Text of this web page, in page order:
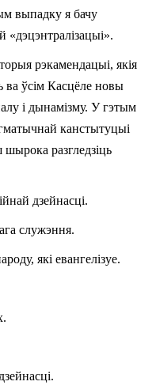
выпадку я бачу
«дэцэнтралізацыі».
рэ­ка­мен­дацыі, якія
ва ўсім Касцёле новы
і дынамізму. У гэтым
канстытуцыі
шырока разгледзіць
дзейнасці.
служэння.
які евангелізуе.